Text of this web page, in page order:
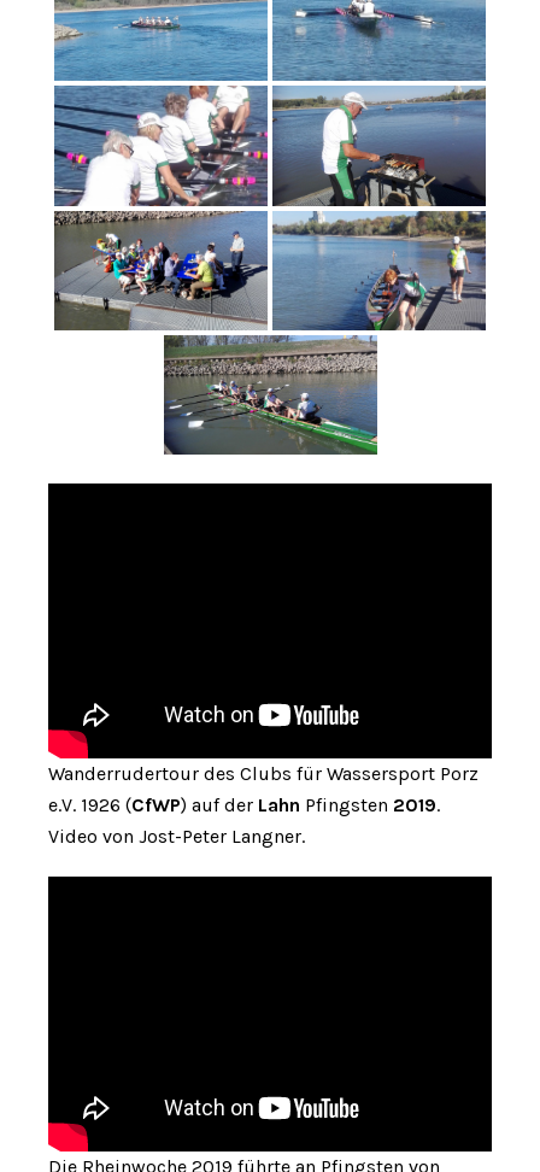
Wanderrudertour des Clubs für Wassersport Porz
e.V. 1926 (CfWP) auf der Lahn Pfingsten 2019.
Video von Jost-Peter Langner.
Die Rheinwoche 2019 führte an Pfingsten von